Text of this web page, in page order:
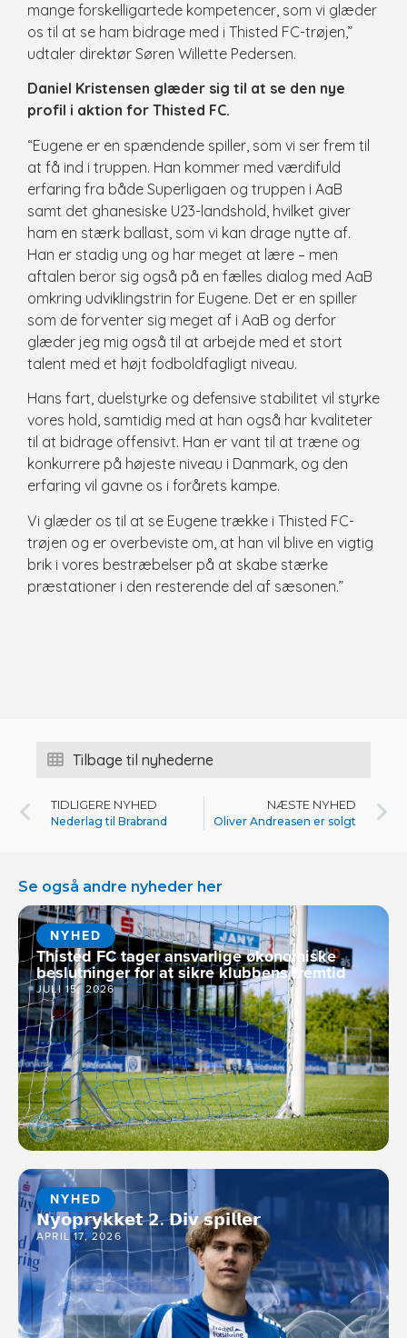
mange forskelligartede kompetencer, som vi glæder
os til at se ham bidrage med i Thisted FC-trøjen,”
udtaler direktør Søren Willette Pedersen.
Daniel Kristensen glæder sig til at se den nye
profil i aktion for Thisted FC.
“Eugene er en spændende spiller, som vi ser frem til
at få ind i truppen. Han kommer med værdifuld
erfaring fra både Superligaen og truppen i AaB
samt det ghanesiske U23-landshold, hvilket giver
ham en stærk ballast, som vi kan drage nytte af.
Han er stadig ung og har meget at lære – men
aftalen beror sig også på en fælles dialog med AaB
omkring udviklingstrin for Eugene. Det er en spiller
som de forventer sig meget af i AaB og derfor
glæder jeg mig også til at arbejde med et stort
talent med et højt fodboldfagligt niveau.
Hans fart, duelstyrke og defensive stabilitet vil styrke
vores hold, samtidig med at han også har kvaliteter
til at bidrage offensivt. Han er vant til at træne og
konkurrere på højeste niveau i Danmark, og den
erfaring vil gavne os i forårets kampe.
Vi glæder os til at se Eugene trække i Thisted FC-
trøjen og er overbeviste om, at han vil blive en vigtig
brik i vores bestræbelser på at skabe stærke
præstationer i den resterende del af sæsonen.”
Tilbage til nyhederne
TIDLIGERE NYHED
Nederlag til Brabrand
NÆSTE NYHED
Oliver Andreasen er solgt
Se også andre nyheder her
NYHED
Thisted FC tager ansvarlige økonomiske
beslutninger for at sikre klubbens fremtid
JULI 15, 2026
NYHED
𝗡𝘆𝗼𝗽𝗿𝘆𝗸𝗸𝗲𝘁 𝟮. 𝗗𝗶𝘃 𝘀𝗽𝗶𝗹𝗹𝗲𝗿
APRIL 17, 2026